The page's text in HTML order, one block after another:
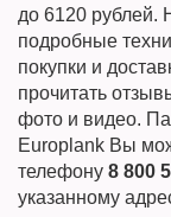
до 6120 рублей.
подробные
покупки и
прочитать
фото и видео.
Europlank Вы
телефону 8 800
указанному